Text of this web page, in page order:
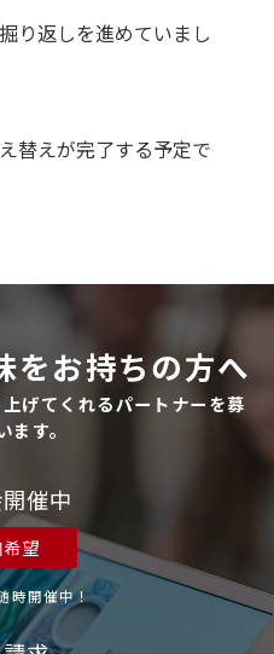
り返しを進めていまし
替えが完了する予定で
をお持ちの方へ
げてくれるパートナーを募
ます。
催中
望
時開催中！